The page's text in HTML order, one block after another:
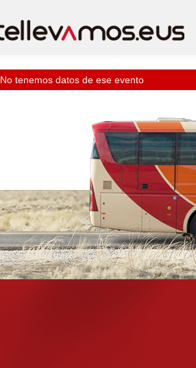
No tenemos datos de ese evento